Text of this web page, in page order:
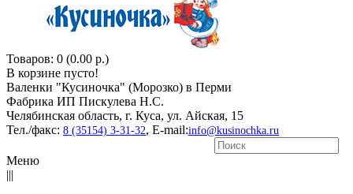
Товаров: 0 (0.00 р.)
В корзине пусто!
Валенки "Кусиночкa" (Морозко) в Перми
Фабрика ИП Пискулева Н.С.
Челябинская область, г. Куса, ул. Айская, 15
Тел./факс: 8 (35154) 3-31-32, E-mail:info@kusinochka.ru
Меню
|||